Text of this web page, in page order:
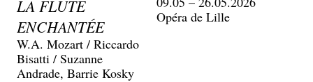
LA FLÛTE
ENCHANTÉE
W.A. Mozart / Riccardo
Bisatti / Suzanne
Andrade, Barrie Kosky
Opéra de Lille